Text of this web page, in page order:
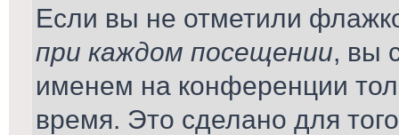
Если вы не отметили
при каждом посещении, вы
именем на конференции
время. Это сделано для